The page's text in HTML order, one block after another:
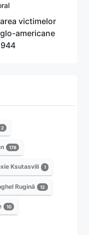
victimelor
americane
2
178
Ksutasvili 1
Rugină 12
10